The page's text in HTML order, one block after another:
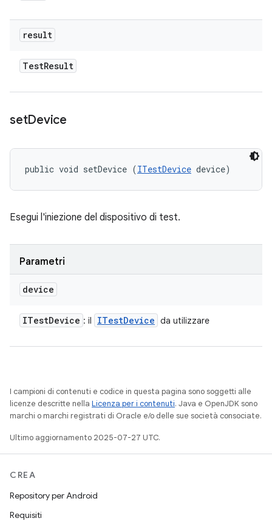
result
TestResult
setDevice
public void setDevice (ITestDevice device)
Esegui l'iniezione del dispositivo di test.
Parametri
device
ITestDevice : il ITestDevice da utilizzare
I campioni di contenuti e codice in questa pagina sono soggetti alle
licenze descritte nella Licenza per i contenuti. Java e OpenJDK sono
marchi o marchi registrati di Oracle e/o delle sue società consociate.
Ultimo aggiornamento 2025-07-27 UTC.
CREA
Repository per Android
Requisiti